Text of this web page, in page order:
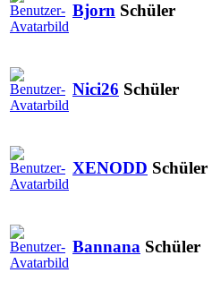
Bjorn Schüler
Nici26 Schüler
XENODD Schüler
Bannana Schüler